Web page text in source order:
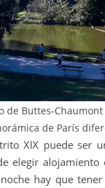
de Buttes-
de París
XIX puede ser
elegir alojamiento
hay que